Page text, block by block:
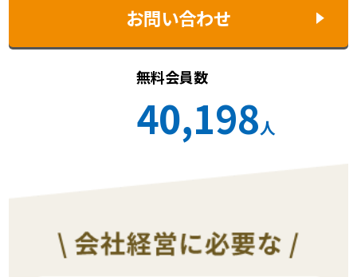
お問い合わせ
無料会員数
40,198人